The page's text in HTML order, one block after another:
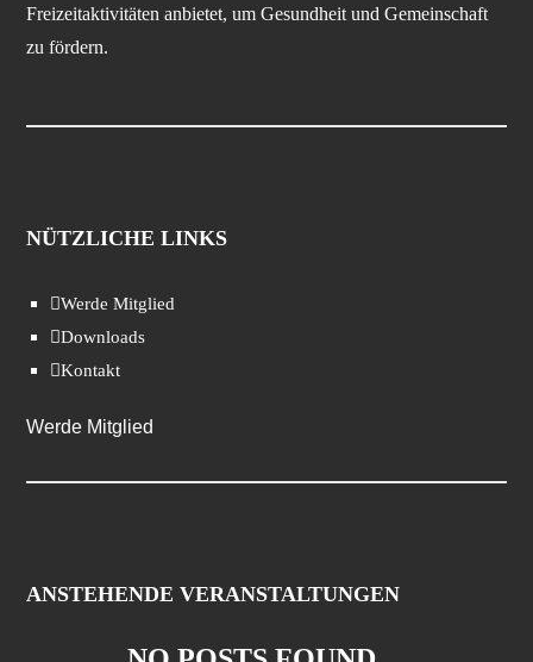
Freizeitaktivitäten anbietet, um Gesundheit und Gemeinschaft
zu fördern.
NÜTZLICHE LINKS
Werde Mitglied
Downloads
Kontakt
Werde Mitglied
ANSTEHENDE VERANSTALTUNGEN